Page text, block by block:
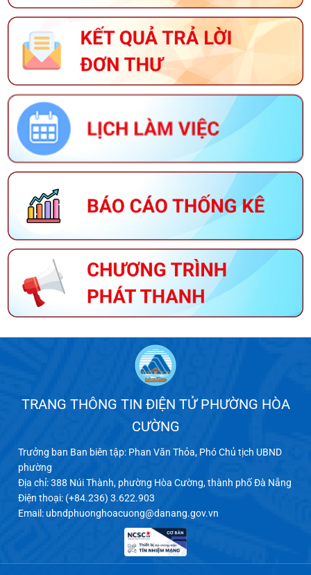
TRANG THÔNG TIN ĐIỆN TỬ PHƯỜNG HÒA
CƯỜNG
Trưởng ban Ban biên tập: Phan Văn Thỏa, Phó Chủ tịch UBND
phường
Địa chỉ: 388 Núi Thành, phường Hòa Cường, thành phố Đà Nẵng
Điện thoại: (+84.236) 3.622.903
Email: ubndphuonghoacuong@danang.gov.vn